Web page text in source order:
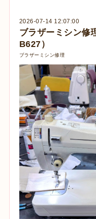
2026-07-14 12:07:00
ブラザーミシン
B627）
ブラザーミシン修理